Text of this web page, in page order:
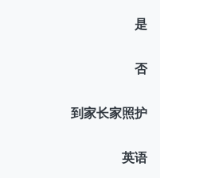
是
否
到家长家照护
英语